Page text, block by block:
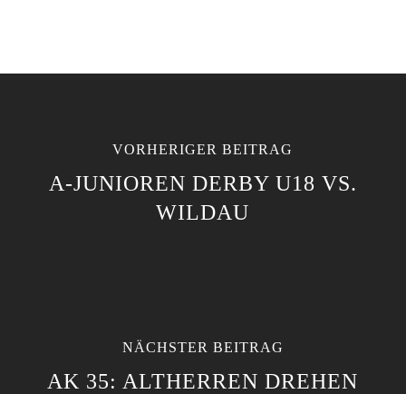
VORHERIGER BEITRAG
A-JUNIOREN DERBY U18 VS.
WILDAU
NÄCHSTER BEITRAG
AK 35: ALTHERREN DREHEN